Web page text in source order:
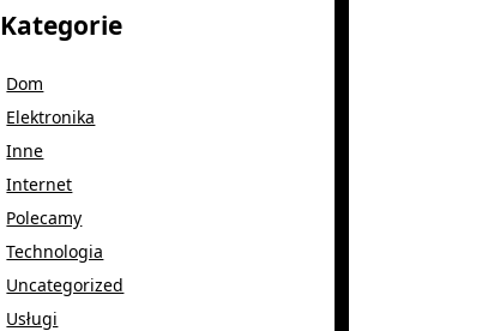
Kategorie
Dom
Elektronika
Inne
Internet
Polecamy
Technologia
Uncategorized
Usługi